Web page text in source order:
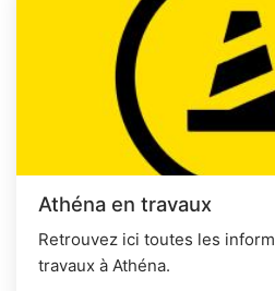
Athéna en travaux
Retrouvez ici toutes les
travaux à Athéna.